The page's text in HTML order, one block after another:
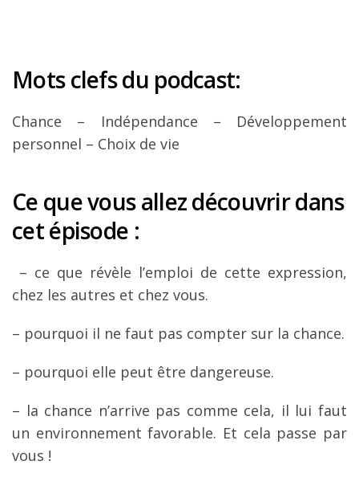
Mots clefs du podcast:
Chance – Indépendance – Développement
personnel – Choix de vie
Ce que vous allez découvrir dans
cet épisode :
– ce que révèle l’emploi de cette expression,
chez les autres et chez vous.
– pourquoi il ne faut pas compter sur la chance.
– pourquoi elle peut être dangereuse.
– la chance n’arrive pas comme cela, il lui faut
un environnement favorable. Et cela passe par
vous !